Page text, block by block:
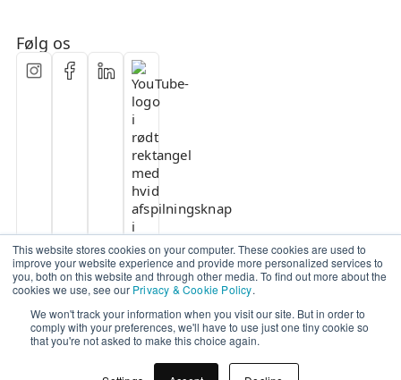
This website stores cookies on your computer. These cookies are used to
improve your website experience and provide more personalized services to
you, both on this website and through other media. To find out more about the
cookies we use, see our Privacy & Cookie Policy.
We won't track your information when you visit our site. But in order to
comply with your preferences, we'll have to use just one tiny cookie so
that you're not asked to make this choice again.
Følg os